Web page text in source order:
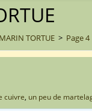
TORTUE > Page 4
cuivre, un peu de